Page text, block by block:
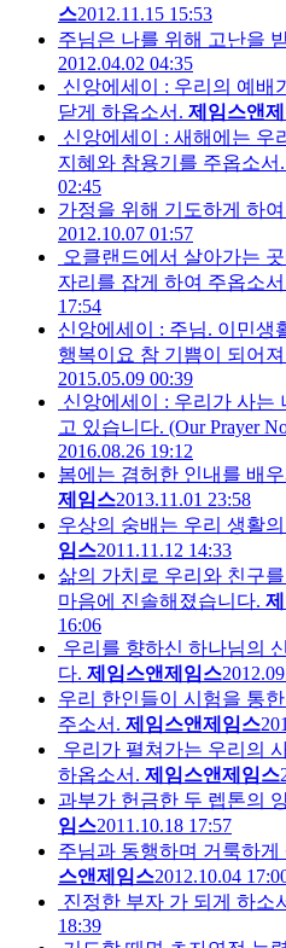
스2012.11.15 15:53
주님은 나를 위해 고난을
2012.04.02 04:35
신앙에세이 : 우리의 예배
닫게 하옵소서. 제임스앤
신앙에세이 : 새해에는 우
지혜와 참용기를 주옵소서.
02:45
가정을 위해 기도하게 하
2012.10.07 01:57
오클랜드에서 살아가는
자리를 잡게 하여 주옵소
17:54
신앙에세이 : 주님. 이민생
행복이요 참 기쁨이 되어
2015.05.09 00:39
신앙에세이 : 우리가 사는
고 있습니다. (Our Prayer
2016.08.26 19:12
봄에는 겸허한 인내를 배
제임스2013.11.01 23:58
우상의 숭배는 우리 생활
임스2011.11.12 14:33
삶의 가치로 우리와 친구
마음에 진솔해졌습니다.
16:06
우리를 향하신 하나님의
다. 제임스앤제임스
우리 한인들이 시험을 통
주소서. 제임스앤제임스
우리가 펼쳐가는 우리의
하옵소서. 제임스앤제임스
과부가 헌금한 두 렙톤의
임스2011.10.18 17:57
주님과 동행하며 거룩하
스앤제임스2012.10.04
진정한 부자 가 되게 하소
18:39